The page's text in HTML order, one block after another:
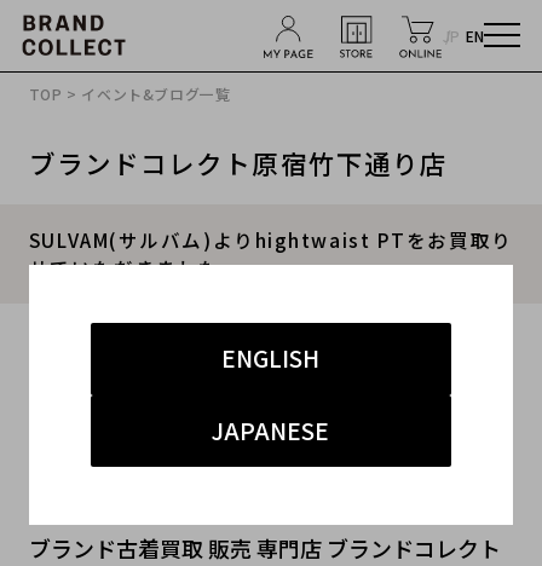
JP EN
ENGLISH
JAPANESE
TOP > イベント&ブログ一覧
ブランドコレクト原宿竹下通り店
SULVAM(サルバム)よりhightwaist PTをお買取り
せていただきました。
#メンズ
#second hand shop
ブランド古着買取 販売 専門店 ブランドコレクト